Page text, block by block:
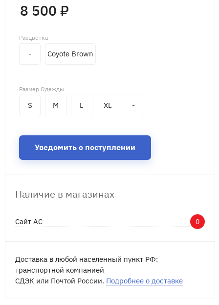
Расцветка
- Coyote Brown
Размер Одежды
S M L XL -
8 500 ₽
Уведомить о поступлении
Наличие в магазинах
Сайт АС 0
Доставка в любой населенный пункт РФ:
транспортной компанией
СДЭК или Почтой России. Подробнее о доставке